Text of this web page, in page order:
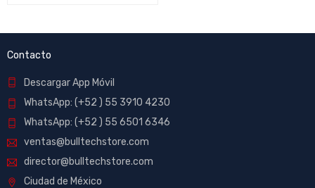
Contacto
Descargar App Móvil
WhatsApp: (+52 ) 55 3910 4230
WhatsApp: (+52 ) 55 6501 6346
ventas@bulltechstore.com
director@bulltechstore.com
Ciudad de México